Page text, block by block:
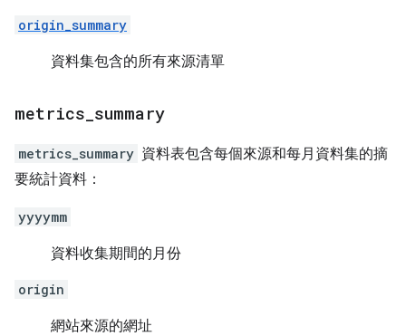
origin_summary
資料集包含的所有來源清單
metrics summary
metrics_summary 資料表包含每個來源和每月資料集的摘
要統計資料：
yyyymm
資料收集期間的月份
origin
網站來源的網址